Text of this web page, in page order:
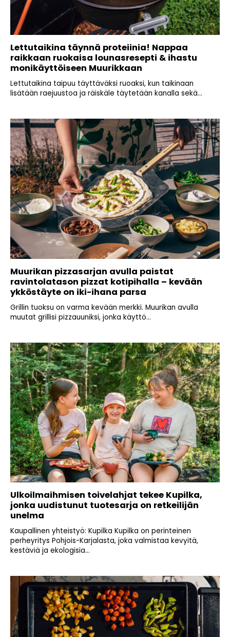
Lettutaikina täynnä proteiinia! Nappaa
raikkaan ruokaisa lounasresepti & ihastu
monikäyttöiseen Muurikkaan
Lettutaikina taipuu täyttäväksi ruoaksi, kun taikinaan
lisätään raejuustoa ja räiskäle täytetään kanalla sekä...
Muurikan pizzasarjan avulla paistat
ravintolatason pizzat kotipihalla – kevään
ykköstäyte on iki-ihana parsa
Grillin tuoksu on varma kevään merkki. Muurikan avulla
muutat grillisi pizzauuniksi, jonka käyttö...
Ulkoilmaihmisen toivelahjat tekee Kupilka,
jonka uudistunut tuotesarja on retkeilijän
unelma
Kaupallinen yhteistyö: Kupilka Kupilka on perinteinen
perheyritys Pohjois-Karjalasta, joka valmistaa kevyitä,
kestäviä ja ekologisia...